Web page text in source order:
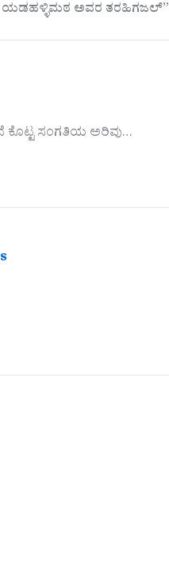
ಯಡಹಳ್ಳಿಮಠ ಅವರ ತರಹಿಗಜಲ್”
ಕೊಟ್ಟ ಸಂಗತಿಯ ಅರಿವು…